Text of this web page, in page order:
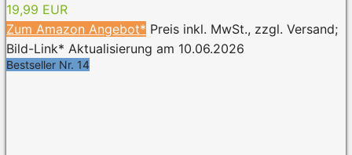
19,99 EUR
Zum Amazon Angebot* Preis inkl. MwSt., zzgl. Versand;
Bild-Link* Aktualisierung am 10.06.2026
Bestseller Nr. 14